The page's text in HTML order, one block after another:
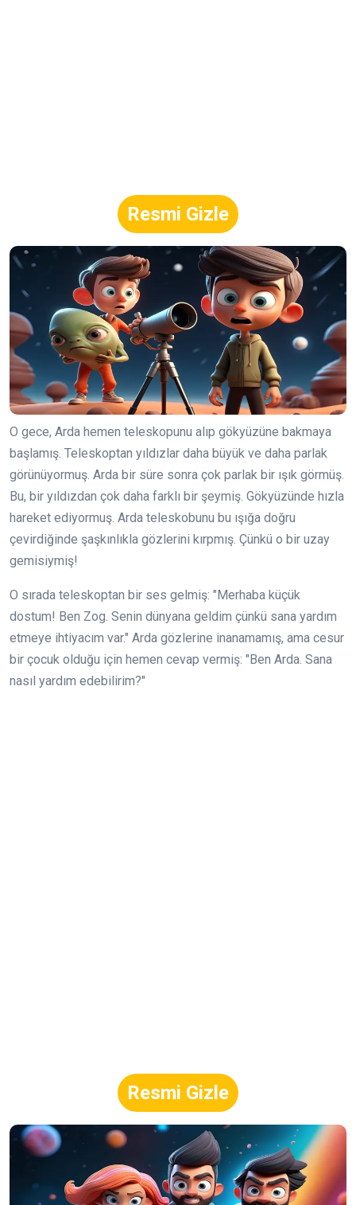
Resmi Gizle
O gece, Arda hemen teleskopunu alıp gökyüzüne bakmaya
başlamış. Teleskoptan yıldızlar daha büyük ve daha parlak
görünüyormuş. Arda bir süre sonra çok parlak bir ışık görmüş.
Bu, bir yıldızdan çok daha farklı bir şeymiş. Gökyüzünde hızla
hareket ediyormuş. Arda teleskobunu bu ışığa doğru
çevirdiğinde şaşkınlıkla gözlerini kırpmış. Çünkü o bir uzay
gemisiymiş!
O sırada teleskoptan bir ses gelmiş: "Merhaba küçük
dostum! Ben Zog. Senin dünyana geldim çünkü sana yardım
etmeye ihtiyacım var." Arda gözlerine inanamamış, ama cesur
bir çocuk olduğu için hemen cevap vermiş: "Ben Arda. Sana
nasıl yardım edebilirim?"
Resmi Gizle